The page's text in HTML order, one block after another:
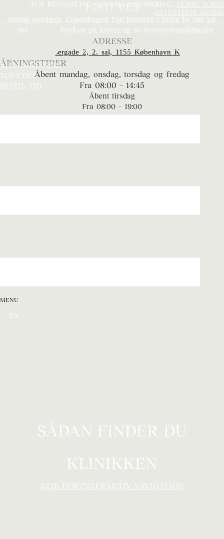
indholdet
FOR BEHANDLING GENNEM SYGESIKRING, BESØG VORES
OFFENTLIGE KLINIK
BEHANDLINGER
KONTAKT
BESTIL TID
MENU
EN
FIND VEJ
Besøg øjenlæge Copenhagen Eye Institute i indre by tæt på
Rundetaarnet
. Find os på kortet og se transportmuligheder.
ADRESSE
Kejsergade 2, 2. sal, 1155 København K
ÅBNINGSTIDER
Åbent mandag, onsdag, torsdag og fredag
Fra 08:00 – 14:45
Åbent tirsdag
Fra 08:00 – 19:00
SÅDAN FINDER DU
KLINIKKEN
KLIK FOR INTERAKTIV NAVIGATION